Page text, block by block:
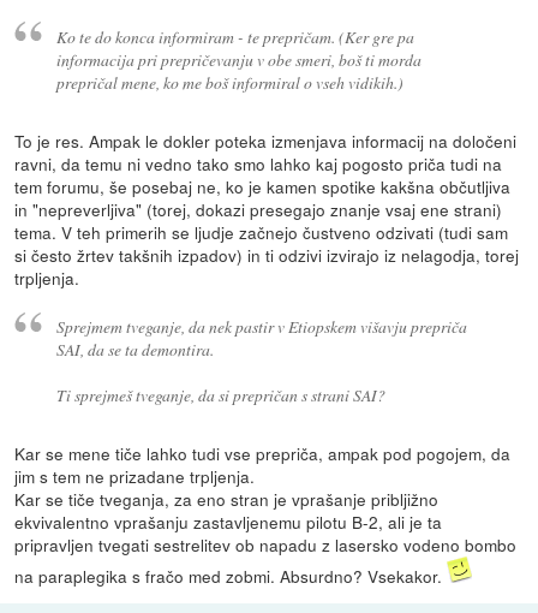
Ko te do konca informiram - te prepričam. (Ker gre pa
informacija pri prepričevanju v obe smeri, boš ti morda
prepričal mene, ko me boš informiral o vseh vidikih.)
To je res. Ampak le dokler poteka izmenjava informacij na določeni
ravni, da temu ni vedno tako smo lahko kaj pogosto priča tudi na
tem forumu, še posebaj ne, ko je kamen spotike kakšna občutljiva
in "nepreverljiva" (torej, dokazi presegajo znanje vsaj ene strani)
tema. V teh primerih se ljudje začnejo čustveno odzivati (tudi sam
si često žrtev takšnih izpadov) in ti odzivi izvirajo iz nelagodja, torej
trpljenja.
Sprejmem tveganje, da nek pastir v Etiopskem višavju prepriča
SAI, da se ta demontira.
Ti sprejmeš tveganje, da si prepričan s strani SAI?
Kar se mene tiče lahko tudi vse prepriča, ampak pod pogojem, da
jim s tem ne prizadane trpljenja.
Kar se tiče tveganja, za eno stran je vprašanje pribljižno
ekvivalentno vprašanju zastavljenemu pilotu B-2, ali je ta
pripravljen tvegati sestrelitev ob napadu z lasersko vodeno bombo
na paraplegika s fračo med zobmi. Absurdno? Vsekakor.